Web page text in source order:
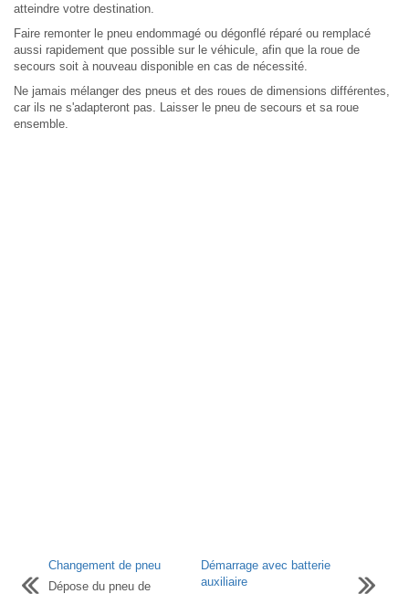
atteindre votre destination.
Faire remonter le pneu endommagé ou dégonflé réparé ou remplacé
aussi rapidement que possible sur le véhicule, afin que la roue de
secours soit à nouveau disponible en cas de nécessité.
Ne jamais mélanger des pneus et des roues de dimensions différentes,
car ils ne s'adapteront pas. Laisser le pneu de secours et sa roue
ensemble.
Changement de pneu
Dépose du pneu de
Démarrage avec batterie
auxiliaire